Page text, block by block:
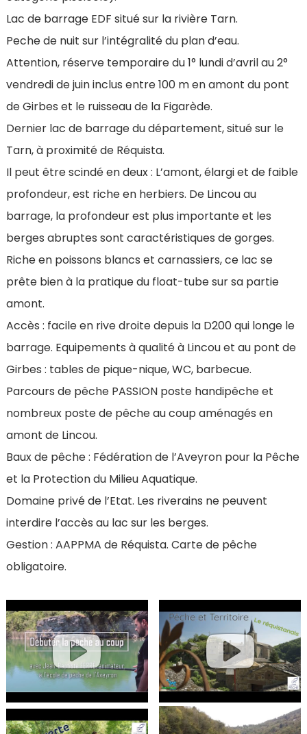
Lac de barrage EDF situé sur la rivière Tarn.
Peche de nuit sur l’intégralité du plan d’eau.
Attention, réserve temporaire du 1° lundi d’avril au 2°
vendredi de juin inclus entre 100 m en amont du pont
de Girbes et le ruisseau de la Figarède.
Dernier lac de barrage du département, situé sur le
Tarn, à proximité de Réquista.
Il peut être scindé en deux : L’amont, élargi et de faible
profondeur, est riche en herbiers. De Lincou au
barrage, la profondeur est plus importante et les
berges abruptes sont caractéristiques de gorges.
Riche en poissons blancs et carnassiers, ce lac se
prête bien à la pratique du float-tube sur sa partie
amont.
Accès : facile en rive droite depuis la D200 qui longe le
barrage. Equipements à qualité à Lincou et au pont de
Girbes : tables de pique-nique, WC, barbecue.
Parcours de pêche PASSION poste handipêche et
nombreux poste de pêche au coup aménagés en
amont de Lincou.
Baux de pêche : Fédération de l’Aveyron pour la Pêche
et la Protection du Milieu Aquatique.
Domaine privé de l’Etat. Les riverains ne peuvent
interdire l’accès au lac sur les berges.
Gestion : AAPPMA de Réquista. Carte de pêche
obligatoire.